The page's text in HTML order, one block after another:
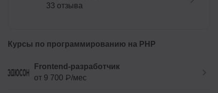
33 отзыва
Курсы по программированию на PHP
Frontend-разработчик
от 9 700 ₽/мес